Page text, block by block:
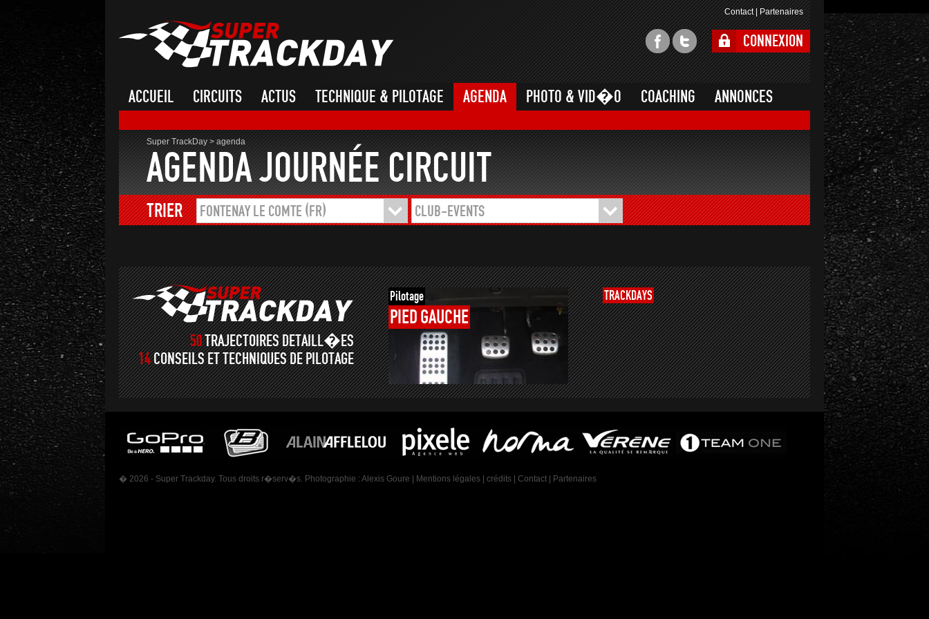
Contact|Partenaires
CONNEXION
ACCUEIL CIRCUITS ACTUS TECHNIQUE & PILOTAGE AGENDA PHOTO & VID�O COACHING ANNONCES
Super TrackDay>agenda
AGENDA JOURNÉE CIRCUIT
TRIER FONTENAY LE COMTE (FR) CLUB-EVENTS
50TRAJECTOIRES DETAILL�ES
14CONSEILS ET TECHNIQUES DE PILOTAGE
Pilotage
PIED GAUCHE
TRACKDAYS
� 2026 - Super Trackday. Tous droits r�serv�s. Photographie : Alexis Goure Mentions légales crédits Contact Partenaires